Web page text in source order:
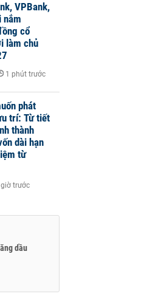
VPBank,
nắm
cổ
làm chủ
1 phút trước
phát
trí: Từ tiết
thành
dài hạn
từ
giờ trước
dầu